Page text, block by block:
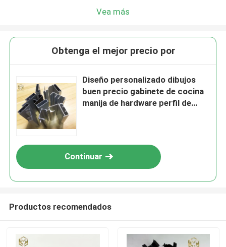
Vea más
Obtenga el mejor precio por
Diseño personalizado dibujos
buen precio gabinete de cocina
manija de hardware perfil de
Continuar
Productos recomendados